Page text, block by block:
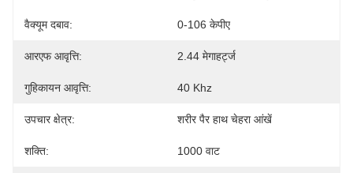
वैक्यूम दबाव: 0-106 केपीए
आरएफ आवृत्ति: 2.44 मेगाहर्ट्ज
गुहिकायन आवृत्ति: 40 Khz
उपचार क्षेत्र: शरीर पैर हाथ चेहरा आंखें
शक्ति: 1000 वाट